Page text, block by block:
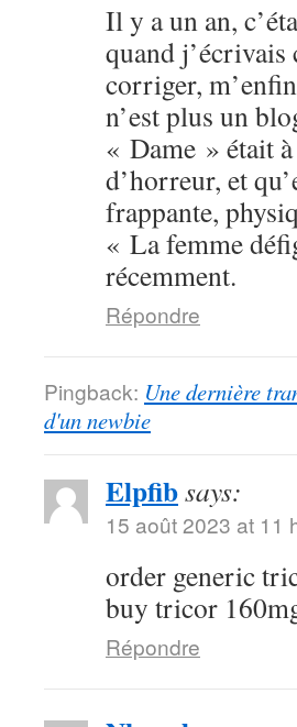
Il y a un an,
quand j’écrivais
corriger,
n’est plus un
« Dame » était
d’horreur, et
frappante,
« La femme
récemment.
Répondre
Pingback: Une dernière
d'un newbie
Elpfibsays:
15 août 2023 at 11
order generic
buy tricor
Répondre